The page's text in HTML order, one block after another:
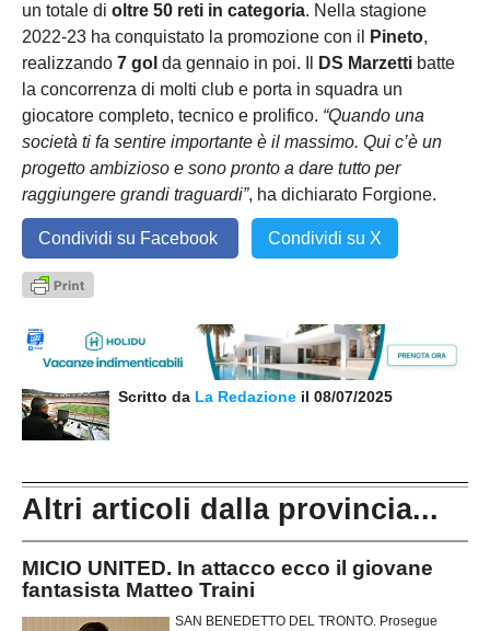
un totale di oltre 50 reti in categoria. Nella stagione
2022-23 ha conquistato la promozione con il
Pineto,
realizzando 7 gol da gennaio in poi. Il DS Marzetti batte
la concorrenza di molti club e porta in squadra un
giocatore completo, tecnico e prolifico. “Quando una
società ti fa sentire importante è il massimo. Qui c’è un
progetto ambizioso e sono pronto a dare tutto per
raggiungere grandi traguardi”, ha dichiarato Forgione.
Condividi su Facebook Condividi su X
Scritto da La Redazione il 08/07/2025
Altri articoli dalla provincia...
MICIO UNITED. In attacco ecco il giovane
fantasista Matteo Traini
SAN BENEDETTO DEL TRONTO. Prosegue